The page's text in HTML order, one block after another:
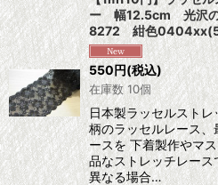
ー 幅12.5cm 光沢
8272 紺色
550円(税込)
在庫数 10個
日本製ラッセルスト
柄のラッセルレース
ースを 下着製作やマ
品なストレッチレー
異なる場合…